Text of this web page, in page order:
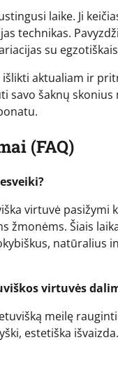
laike. Ji
technikas.
su
aktualiam ir
savo šaknų
(FAQ)
virtuvė
žmonėms. Šiais
natūralius
virtuvės
meilę
estetiška